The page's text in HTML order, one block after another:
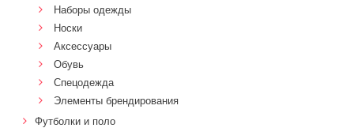
Наборы одежды
Носки
Аксессуары
Обувь
Спецодежда
Элементы брендирования
Футболки и поло